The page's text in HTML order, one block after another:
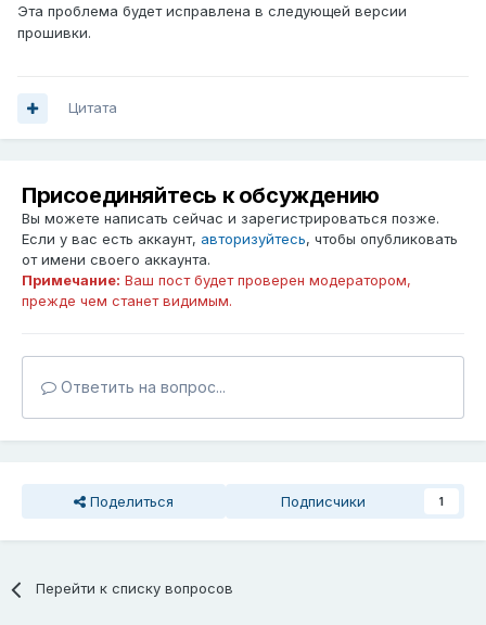
Эта проблема будет исправлена в следующей версии
прошивки.
Цитата
Присоединяйтесь к обсуждению
Вы можете написать сейчас и зарегистрироваться позже.
Если у вас есть аккаунт, авторизуйтесь, чтобы опубликовать
от имени своего аккаунта.
Примечание: Ваш пост будет проверен модератором,
прежде чем станет видимым.
Ответить на вопрос...
Поделиться Подписчики 1
Перейти к списку вопросов